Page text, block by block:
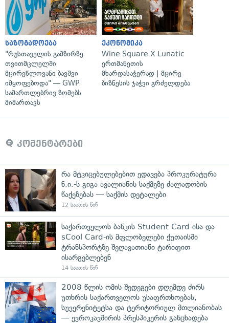
საზოგადოება
"რუსთაველის გამზირზე
თვითმცლელში
მცირეწლოვანი ბავშვი
იმყოფებოდა" — GWP
სამართლებრივ ზომებს
მიმართავს
ეკონომიკა
Wine Square X Lunatic
ერთმანეთის
მხარდასაჭერად | მცირე
ბიზნესის ჯაჭვი გრძელდება
კომენტარები
რა მტკიცებულებებით ედავება პროკურატურა
ნ.ი.-ს გიგა ავალიანის საქმეზე ძალადობის
წაქეზებას — საქმის დეტალები
12 საათის წინ
საქართველოს ბანკის Student Card-ისა და
sCool Card-ის მფლობელები ქუთაისში
ტრანსპორტზე შეღავათიანი ტარიფით
ისარგებლებენ
14 საათის წინ
2008 წლის ომის შედეგები დღემდე ძირს
უთხრის საქართველოს უსაფრთხოებას,
სუვერენიტეტსა და ტერიტორიულ მთლიანობას
— ევროკავშირის პრესპიკერის განცხადება